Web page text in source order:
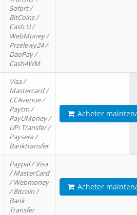
Sofort /
BitCoins /
Cash U /
WebMoney /
Przelewy24 /
DaoPay /
Cash4WM
Visa /
Mastercard /
CCAvenue /
Paytm /
PayUMoney /
UPi Transfer /
Paysera /
Banktransfer
Acheter
Paypal / Visa
/ MasterCard
/ Webmoney
/ Bitcoin /
Bank
Transfer
Acheter